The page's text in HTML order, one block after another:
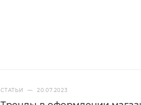
СТАТЬИ — 20.07.2023